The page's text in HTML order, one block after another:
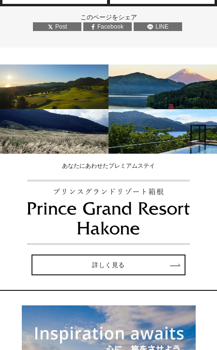
このページをシェア
Post Facebook LINE
あなたにあわせたプレミアムステイ
詳しく見る